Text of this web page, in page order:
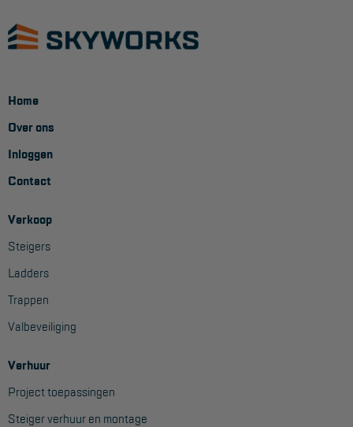
Home
Over ons
Inloggen
Contact
Verkoop
Steigers
Ladders
Trappen
Valbeveiliging
Verhuur
Project toepassingen
Steiger verhuur en montage